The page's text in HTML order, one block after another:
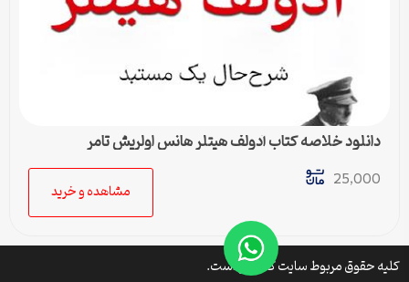
دانلود خلاصه کتاب آدولف هیتلر هانس اولریش تامر
25,000
مشاهده و خرید
کلیه حقوق مربوط سایت کتافایل است.